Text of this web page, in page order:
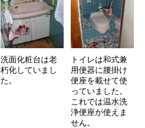
洗面化粧台は老
朽化していまし
た。
トイレは和式兼
用便器に腰掛け
便座を載せて使
っていました。
これでは温水洗
浄便座が使えま
せん。